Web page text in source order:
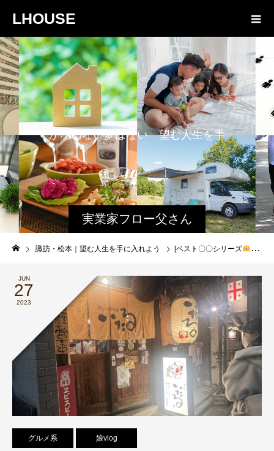
LHOUSE
実業家フロー父さん
と娘のファミログ
かなわない夢はない 望む人生を手に入れよう
諏訪・松本｜望む人生を手に入れよう [ベスト〇〇シリーズ ] ベス
JUN
27
2023
グルメ系 娘vlog